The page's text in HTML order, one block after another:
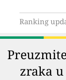
Ranking
zraka